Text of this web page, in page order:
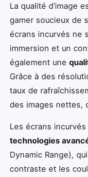
La qualité d’image
gamer soucieux de
écrans incurvés ne
immersion et un
également une
Grâce à des
taux de
des images nettes,
Les écrans
technologies
Dynamic Range),
contraste et les